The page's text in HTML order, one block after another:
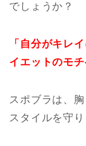
でしょうか？
「自分がキレ
イエットのモ
スポブラは、
スタイルを守り